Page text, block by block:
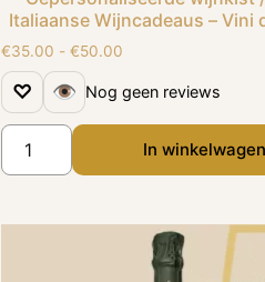
Italiaanse Wijncadeaus – Vini
€35.00 - €50.00
♡ 👁 Nog geen reviews
In winkelwagen